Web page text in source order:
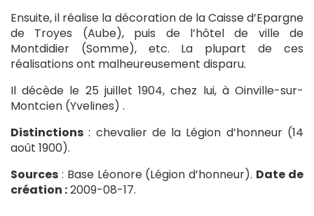
Ensuite, il réalise la décoration de la Caisse d’Epargne
de Troyes (Aube), puis de l’hôtel de ville de
Montdidier (Somme), etc. La plupart de ces
réalisations ont malheureusement disparu.
Il décède le 25 juillet 1904, chez lui, à Oinville-sur-
Montcien (Yvelines) .
Distinctions : chevalier de la Légion d’honneur (14
août 1900).
Sources : Base Léonore (Légion d’honneur). Date de
création :2009-08-17.